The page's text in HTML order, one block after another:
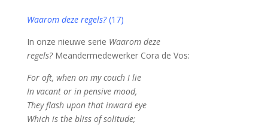
Waarom deze regels?(17)
In onze nieuwe serie Waarom deze
regels? Meandermedewerker Cora de Vos:
For oft, when on my couch I lie
In vacant or in pensive mood,
They flash upon that inward eye
Which is the bliss of solitude;